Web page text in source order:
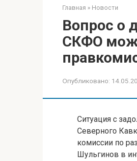
Главная » Новости
Вопрос о
СКФО
Опубликовано:
Ситуация с
Северного
комиссии по
Шульгинов в